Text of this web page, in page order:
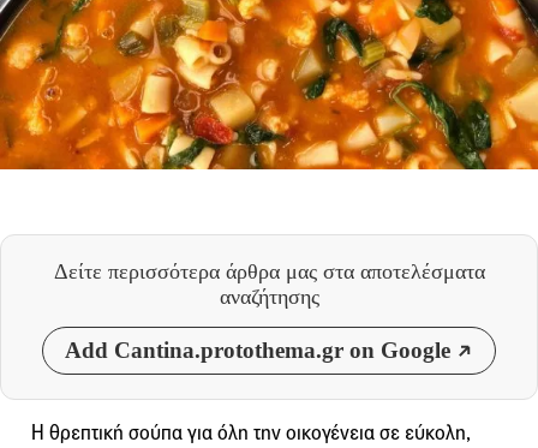
Δείτε περισσότερα άρθρα μας στα αποτελέσματα
αναζήτησης
Add Cantina.protothema.gr on Google
Η θρεπτική σούπα για όλη την οικογένεια σε εύκολη,